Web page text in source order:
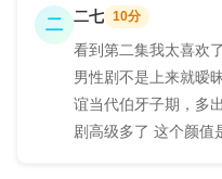
二 二七 10分
看到第二集我太喜欢
男性剧不是上来就暧
谊当代伯牙子期，多
剧高级多了 这个颜值